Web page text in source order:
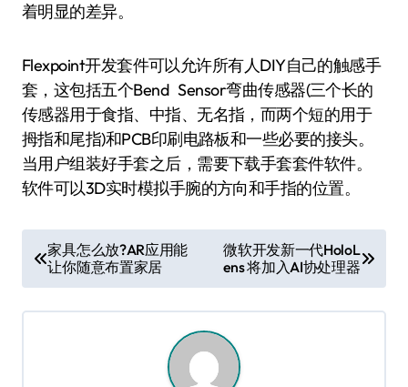
着明显的差异。
Flexpoint开发套件可以允许所有人DIY自己的触感手
套，这包括五个Bend Sensor弯曲传感器(三个长的
传感器用于食指、中指、无名指，而两个短的用于
拇指和尾指)和PCB印刷电路板和一些必要的接头。
当用户组装好手套之后，需要下载手套套件软件。
软件可以3D实时模拟手腕的方向和手指的位置。
章
导
家具怎么放?AR应用能
让你随意布置家居
微软开发新一代HoloL
ens 将加入AI协处理器